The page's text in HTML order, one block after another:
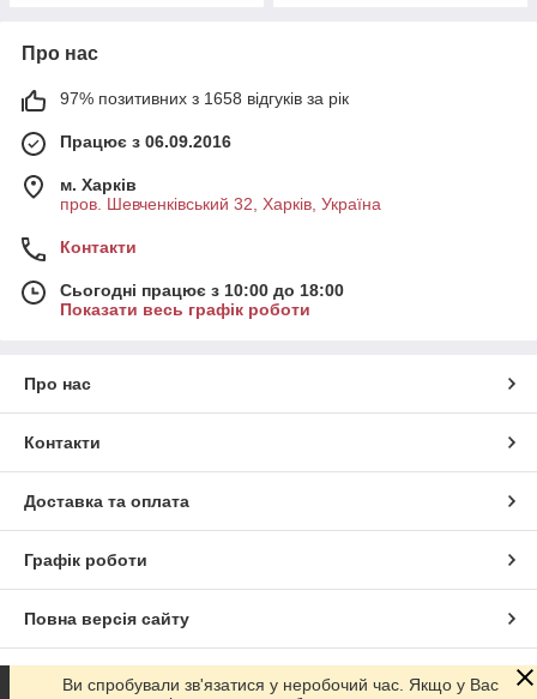
Про нас
97% позитивних з 1658 відгуків за рік
Працює з 06.09.2016
м. Харків
пров. Шевченківський 32, Харків, Україна
Контакти
Сьогодні працює з 10:00 до 18:00
Показати весь графік роботи
Про нас
Контакти
Доставка та оплата
Графік роботи
Повна версія сайту
Сайт створено на маркетплейсі Prom.ua
Ви спробували зв'язатися у неробочий час. Якщо у Вас